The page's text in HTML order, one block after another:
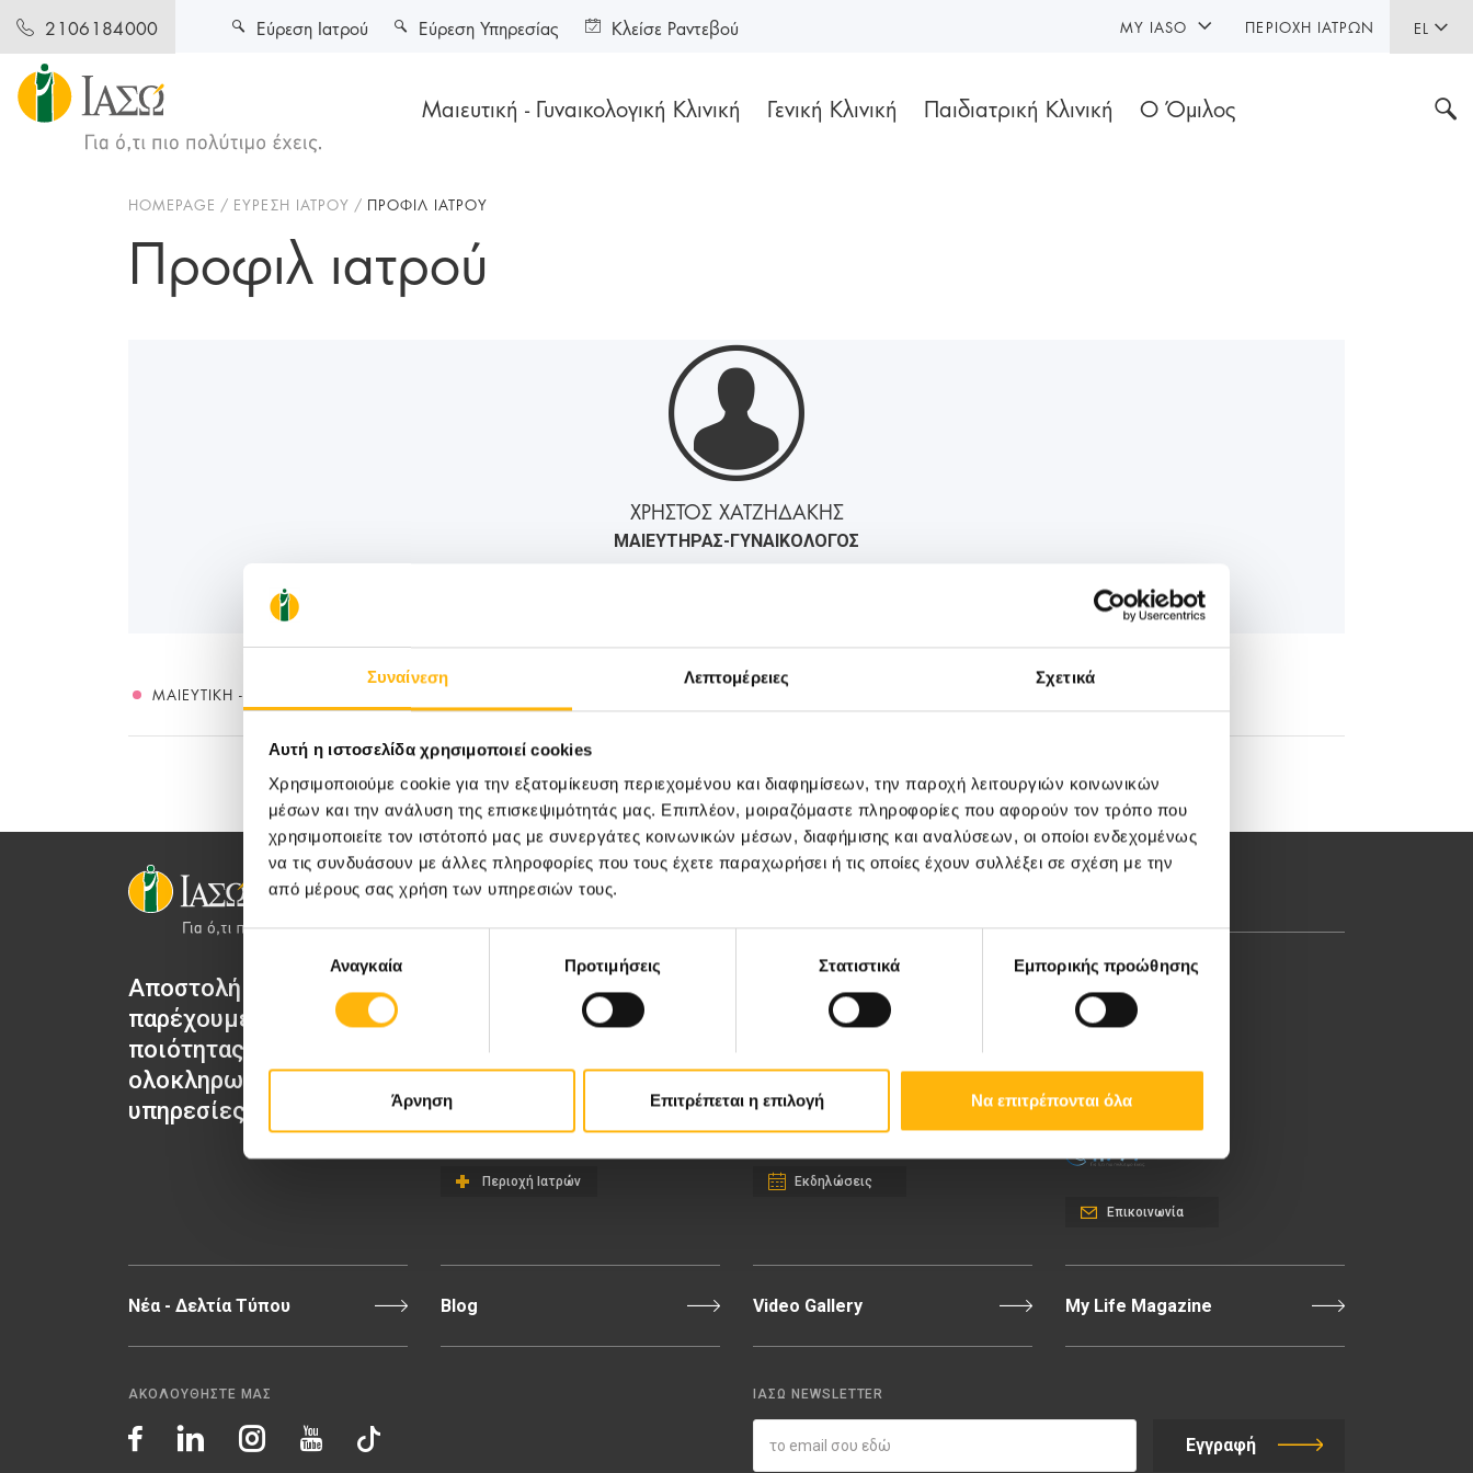
Συναίνεση Λεπτομέρειες Σχετικά
Αυτή η ιστοσελίδα χρησιμοποιεί cookies
Χρησιμοποιούμε cookie για την εξατομίκευση περιεχομένου και διαφημίσεων, την παροχή λειτουργιών κοινωνικών
μέσων και την ανάλυση της επισκεψιμότητάς μας. Επιπλέον, μοιραζόμαστε πληροφορίες που αφορούν τον τρόπο που
χρησιμοποιείτε τον ιστότοπό μας με συνεργάτες κοινωνικών μέσων, διαφήμισης και αναλύσεων, οι οποίοι ενδεχομένως
να τις συνδυάσουν με άλλες πληροφορίες που τους έχετε παραχωρήσει ή τις οποίες έχουν συλλέξει σε σχέση με την
από μέρους σας χρήση των υπηρεσιών τους.
Επιλογή
συγκατάθεσηςΑναγκαία Προτιμήσεις Στατιστικά Εμπορικής προώθησης
Άρνηση Επιτρέπεται η επιλογή Να επιτρέπονται όλα
2106184000 EL
Μαιευτική - Γυναικολογική Κλινική Γενική Κλινική Παιδιατρική Κλινική Ο Όμιλος
Εύρεση Ιατρού Εύρεση Υπηρεσίας Κλείσε Ραντεβού MY IASO ΠΕΡΙΟΧΉ ΙΑΤΡΏΝ
HOMEPAGE ΕΥΡΕΣΗ ΙΑΤΡΟΥ ΠΡΟΦΙΛ ΙΑΤΡΟΥ
Προφιλ ιατρού
ΧΡΗΣΤΟΣ ΧΑΤΖΗΔΑΚΗΣ
ΜΑΙΕΥΤΗΡΑΣ-ΓΥΝΑΙΚΟΛΟΓΟΣ
ΜΑΙΕΥΤΙΚΉ - ΓΥΝΑΙΚΟΛΟΓΙΚΉ
Αποστολή μας να
παρέχουμε υψηλής
ποιότητας
ολοκληρωμένες
υπηρεσίες υγείας.
ΙΑΣΩ Θεσσαλίας
Περιοχή Ιατρών
Medical Directory
Ευκαιρίες Καριέρας
Εκδηλώσεις
151 23 Μαρούσι, Αθήνα
Επικοινωνία
Νέα - Δελτία Τύπου Blog Video Gallery My Life Magazine
ΑΚΟΛΟΥΘΗΣΤΕ ΜΑΣ ΙΑΣΩ NEWSLETTER
Εγγραφή